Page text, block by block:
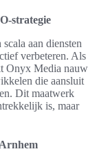
strategie
aan diensten
verbeteren. Als
Onyx Media nauw
die aansluit
Dit maatwerk
is, maar